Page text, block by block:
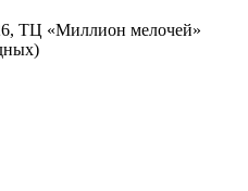
ТЦ «Миллион мелочей»